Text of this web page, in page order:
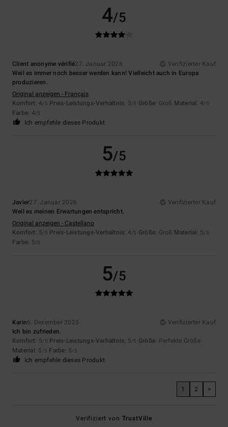
4/5
Client anonyme vérifié27. Januar 2026
Verifizierter Kauf
Weil es immer noch besser werden kann! Vielleicht auch in Europa
produzieren.
Original anzeigen - Français
Komfort: 4/5 Preis-Leistungs-Verhältnis: 3/5 Größe: Groß Material: 4/5
Farbe: 4/5
Ich empfehle dieses Produkt
5/5
Javier27. Januar 2026
Verifizierter Kauf
Weil es meinen Erwartungen entspricht.
Original anzeigen - Castellano
Komfort: 5/5 Preis-Leistungs-Verhältnis: 4/5 Größe: Groß Material: 5/5
Farbe: 5/5
5/5
Karin6. Dezember 2025
Verifizierter Kauf
Ich bin zufrieden.
Komfort: 5/5 Preis-Leistungs-Verhältnis: 5/5 Größe: Perfekte Größe
Material: 5 /5 Farbe: 5/5
Ich empfehle dieses Produkt
1 2 >
Verifiziert von TrustVille